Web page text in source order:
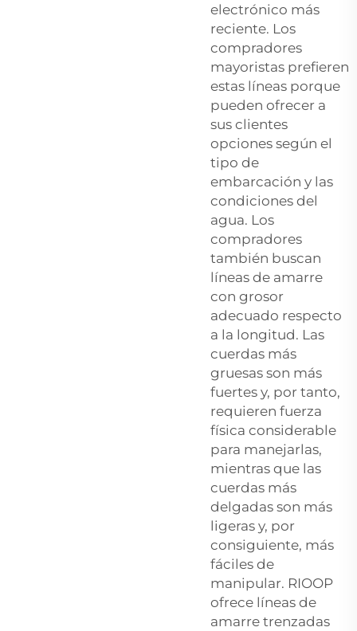
electrónico más
reciente. Los
compradores
mayoristas prefieren
estas líneas porque
pueden ofrecer a
sus clientes
opciones según el
tipo de
embarcación y las
condiciones del
agua. Los
compradores
también buscan
líneas de amarre
con grosor
adecuado respecto
a la longitud. Las
cuerdas más
gruesas son más
fuertes y, por tanto,
requieren fuerza
física considerable
para manejarlas,
mientras que las
cuerdas más
delgadas son más
ligeras y, por
consiguiente, más
fáciles de
manipular. RIOOP
ofrece líneas de
amarre trenzadas